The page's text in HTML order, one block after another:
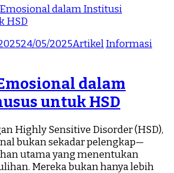
24/05/2025ArtikelInformasi
dalam
untuk HSD
Highly Sensitive Disorder (HSD),
bukan sekadar pelengkap—
utama yang menentukan
Mereka bukan hanya lebih